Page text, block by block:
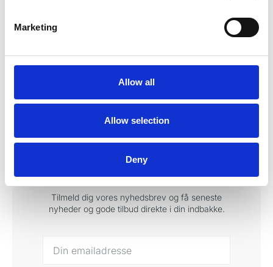
Marketing
Allow all
Allow selection
Deny
Nåleholder Hegar-
Baumgartner
Kirurgisk saks Iris, lige
Tilmeld dig vores
nyhedsbrev
Tilmeld dig vores nyhedsbrev og få seneste
nyheder og gode tilbud direkte i din indbakke.